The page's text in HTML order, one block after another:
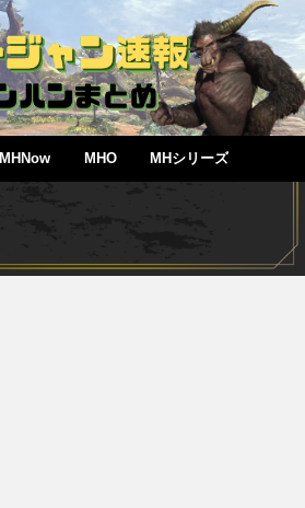
MHNow MHO MHシリーズ